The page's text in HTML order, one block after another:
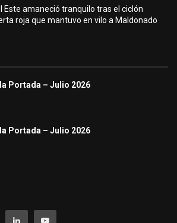
Este amaneció tranquilo tras el ciclón
roja que mantuvo en vilo a Maldonado
Portada – Julio 2026
Portada – Julio 2026